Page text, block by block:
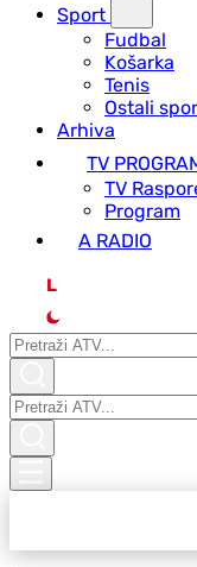
Sport
Fudbal
Košarka
Tenis
Ostali
Arhiva
TV
ТV
Program
A RADIO
L